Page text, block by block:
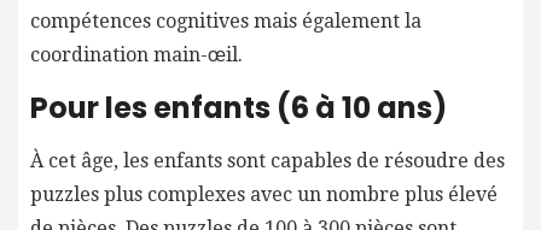
compétences cognitives mais également la
coordination main-œil.
Pour les enfants (6 à 10 ans)
À cet âge, les enfants sont capables de résoudre des
puzzles plus complexes avec un nombre plus élevé